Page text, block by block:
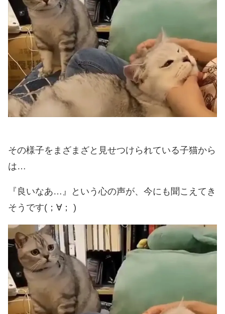
その様子をまざまざと見せつけられている子猫から
は…
『良いなあ…』という心の声が、今にも聞こえてき
そうです(；∀； )